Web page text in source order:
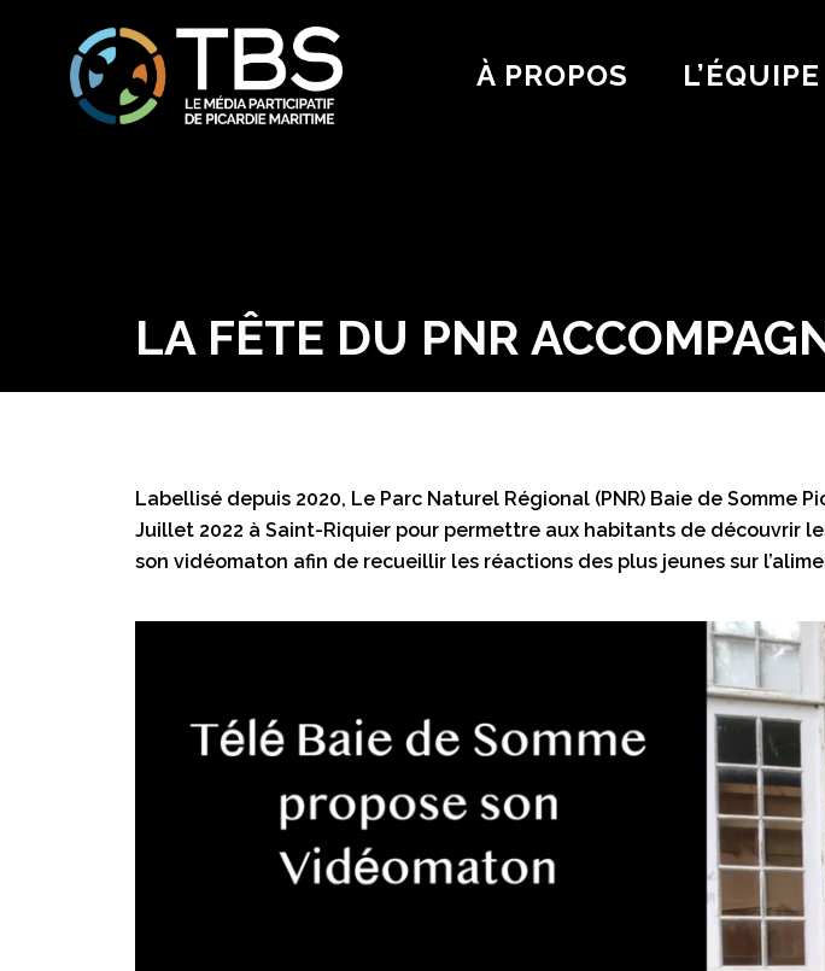
À PROPOS L’ÉQUIPE
LA FÊTE DU PNR
Labellisé depuis 2020, Le Parc Naturel Régional (PNR) Baie de Somme
Juillet 2022 à Saint-Riquier pour permettre aux habitants de découvrir
son vidéomaton afin de recueillir les réactions des plus jeunes sur